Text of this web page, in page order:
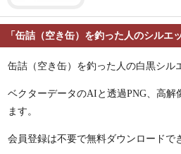
「缶詰（空き缶）を釣った人のシルエ
缶詰（空き缶）を釣った人の白黒シル
ベクターデータのAIと透過PNG、高解
ます。
会員登録は不要で無料ダウンロードで